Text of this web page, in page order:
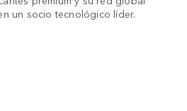
un socio tecnológico líder.